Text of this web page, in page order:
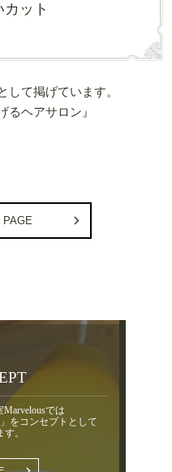
ット
して掲げています。
るヘアサロン』
PAGE
では
をコンセプトとして
。